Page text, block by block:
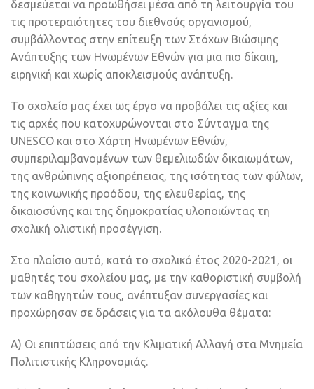
δεσμεύεται να προωθήσει μέσα από τη λειτουργία του
τις προτεραιότητες του διεθνούς οργανισμού,
συμβάλλοντας στην επίτευξη των Στόχων Βιώσιμης
Ανάπτυξης των Ηνωμένων Εθνών για μια πιο δίκαιη,
ειρηνική και χωρίς αποκλεισμούς ανάπτυξη.
Το σχολείο μας έχει ως έργο να προβάλει τις αξίες και
τις αρχές που κατοχυρώνονται στο Σύνταγμα της
UNESCO και στο Χάρτη Ηνωμένων Εθνών,
συμπεριλαμβανομένων των θεμελιωδών δικαιωμάτων,
της ανθρώπινης αξιοπρέπειας, της ισότητας των φύλων,
της κοινωνικής προόδου, της ελευθερίας, της
δικαιοσύνης και της δημοκρατίας υλοποιώντας τη
σχολική ολιστική προσέγγιση.
Στο πλαίσιο αυτό, κατά το σχολικό έτος 2020-2021, οι
μαθητές του σχολείου μας, με την καθοριστική συμβολή
των καθηγητών τους, ανέπτυξαν συνεργασίες και
προχώρησαν σε δράσεις για τα ακόλουθα θέματα:
Α) Οι επιπτώσεις από την Κλιματική Αλλαγή στα Μνημεία
Πολιτιστικής Κληρονομιάς.